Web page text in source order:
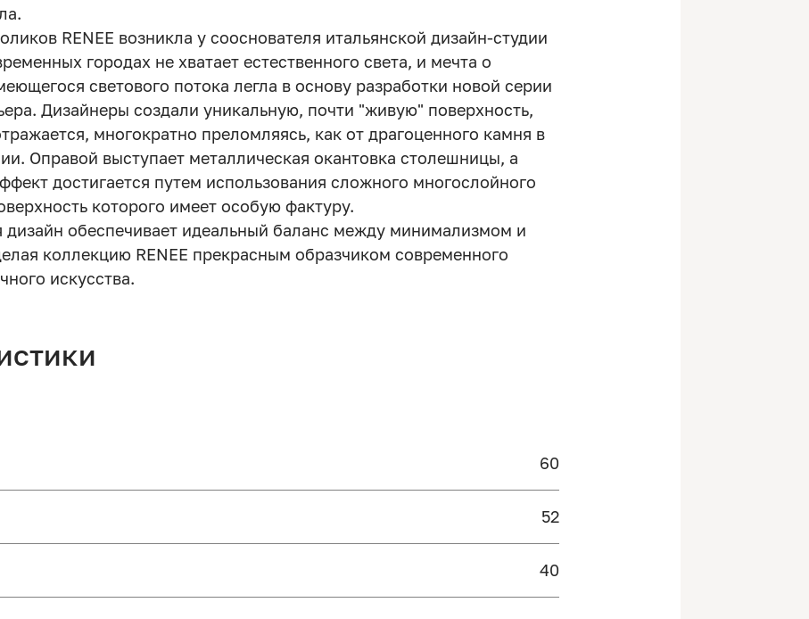
RENEE возникла у сооснователя итальянской дизайн-студии
городах не хватает естественного света, и мечта о
светового потока легла в основу разработки новой серии
Дизайнеры создали уникальную, почти "живую" поверхность,
многократно преломляясь, как от драгоценного камня в
Оправой выступает металлическая окантовка столешницы, а
достигается путем использования сложного многослойного
которого имеет особую фактуру.
обеспечивает идеальный баланс между минимализмом и
коллекцию RENEE прекрасным образчиком современного
искусства.
60
52
40